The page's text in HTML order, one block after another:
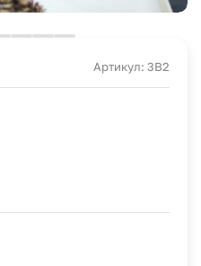
Артикул: 3B2